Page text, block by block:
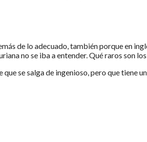
de lo adecuado, también porque en
no se iba a entender. Qué raros son
que se salga de ingenioso, pero que tiene